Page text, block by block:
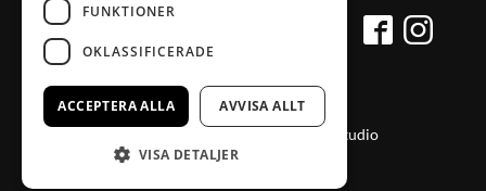
Producerad av Gota Media Brand Studio
FUNKTIONER
OKLASSIFICERADE
ACCEPTERA ALLA AVVISA ALLT
VISA DETALJER